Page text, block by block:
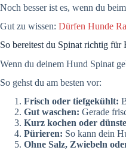
Noch besser ist es, wenn du
Gut zu wissen: Dürfen Hunde
So bereitest du Spinat richtig für
Wenn du deinem Hund Spinat
So gehst du am besten vor:
Frisch oder tiefgekühlt:
Gut waschen: Gerade
Kurz kochen oder
Pürieren: So kann dein
Ohne Salz, Zwiebeln